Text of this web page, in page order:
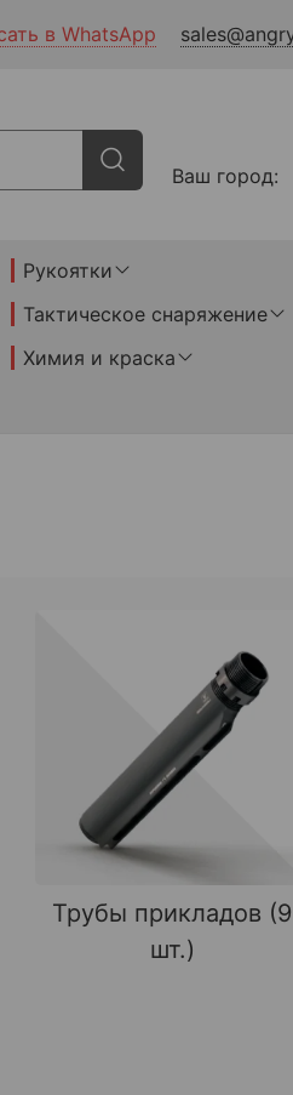
в WhatsApp
Ваш город:
Рукоятки
Тактическое снаряжение
Химия и краска
Трубы прикладов (9
шт.)